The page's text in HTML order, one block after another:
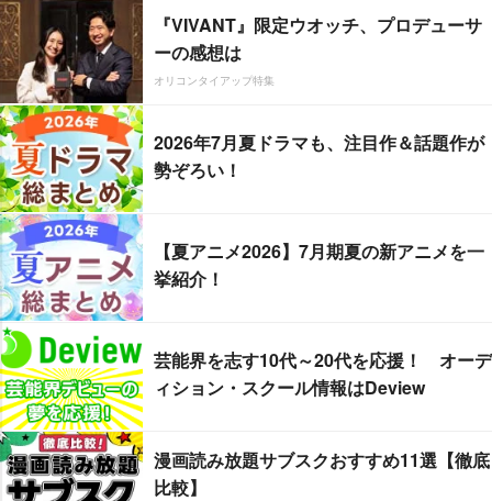
『VIVANT』限定ウオッチ、プロデューサ
ーの感想は
オリコンタイアップ特集
2026年7月夏ドラマも、注目作＆話題作が
勢ぞろい！
【夏アニメ2026】7月期夏の新アニメを一
挙紹介！
芸能界を志す10代～20代を応援！ オーデ
ィション・スクール情報はDeview
漫画読み放題サブスクおすすめ11選【徹底
比較】